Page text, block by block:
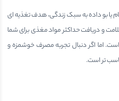
یا بو داده به سبک زندگی، هدف تغذیه ای
و دریافت حداکثر مواد مغذی برای شما
اما اگر دنبال تجربه مصرف خوشمزه و
تر است.